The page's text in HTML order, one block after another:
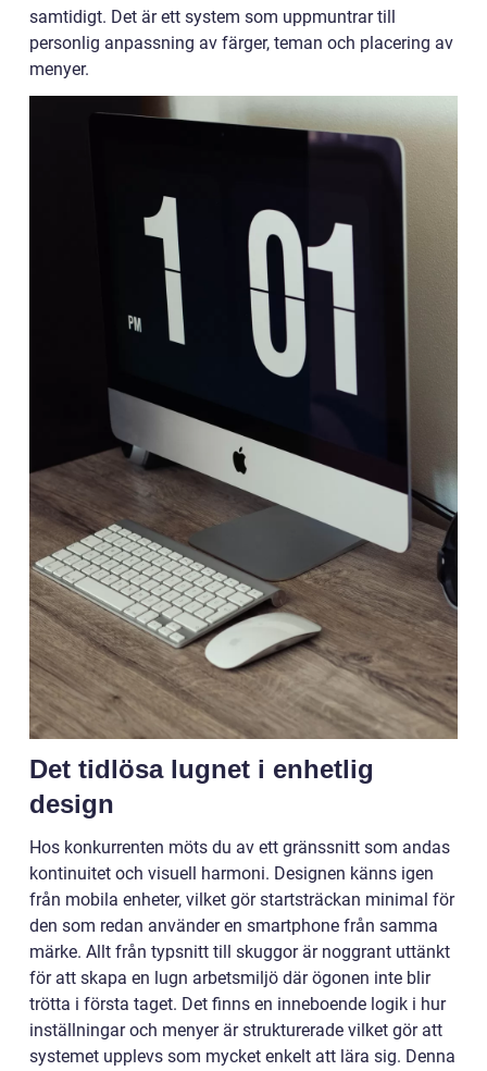
samtidigt. Det är ett system som uppmuntrar till
personlig anpassning av färger, teman och placering av
menyer.
Det tidlösa lugnet i enhetlig
design
Hos konkurrenten möts du av ett gränssnitt som andas
kontinuitet och visuell harmoni. Designen känns igen
från mobila enheter, vilket gör startsträckan minimal för
den som redan använder en smartphone från samma
märke. Allt från typsnitt till skuggor är noggrant uttänkt
för att skapa en lugn arbetsmiljö där ögonen inte blir
trötta i första taget. Det finns en inneboende logik i hur
inställningar och menyer är strukturerade vilket gör att
systemet upplevs som mycket enkelt att lära sig. Denna